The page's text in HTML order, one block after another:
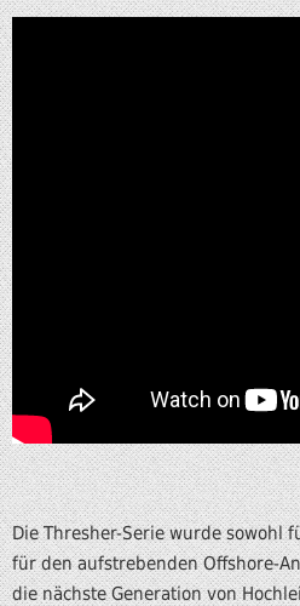
Die Thresher-Serie wurde sowohl
für den aufstrebenden Offshore-
die nächste Generation von